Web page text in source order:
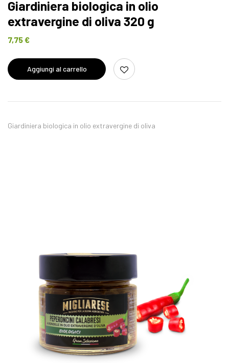
Giardiniera biologica in olio
extravergine di oliva 320 g
7,75€
Aggiungi al carrello
Giardiniera biologica in olio extravergine di oliva